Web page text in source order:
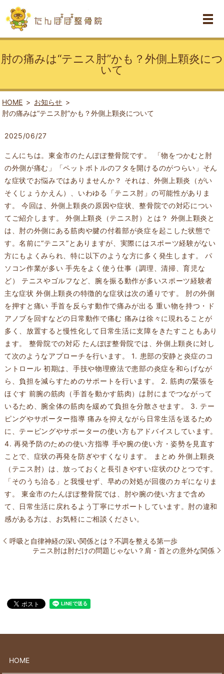
肘の痛みは“テニス肘”かも？外側上顆炎につ
いて
HOME
お知らせ
肘の痛みは“テニス肘”かも？外側上顆炎について
2025/06/27
こんにちは。東金市のたんぽぽ整骨院です。 「物をつかむと肘
の外側が痛む」「ペットボトルのフタを開けるのがつらい」そん
な症状でお悩みではありませんか？ それは、外側上顆炎（がい
そくじょうかえん）、いわゆる「テニス肘」の可能性がありま
す。 今回は、外側上顆炎の原因や症状、整骨院での対応につい
てご紹介します。 外側上顆炎（テニス肘）とは？ 外側上顆炎と
は、肘の外側にある筋肉や腱の付着部が炎症を起こした状態で
す。名前に“テニス”とありますが、実際にはスポーツ経験がない
方にもよくみられ、特に以下のような方に多く発生します。 パ
ソコン作業が多い 手先をよく使う仕事（調理、清掃、育児な
ど） テニスやゴルフなど、腕を振る動作が多いスポーツ経験者
主な症状 外側上顆炎の特徴的な症状は次の通りです。 肘の外側
を押すと痛い 手首を反らす動作で痛みが出る 重い物を持つ・ド
アノブを回すなどの日常動作で痛む 痛みは徐々に現れることが
多く、放置すると慢性化して日常生活に支障をきたすこともあり
ます。 整骨院での対応 たんぽぽ整骨院では、外側上顆炎に対し
て次のようなアプローチを行います。 1. 患部の安静と炎症のコ
ントロール 初期は、手技や物理療法で患部の炎症を和らげなが
ら、負担を減らすためのサポートを行います。 2. 筋肉の緊張を
ほぐす 前腕の筋肉（手首を動かす筋肉）は肘にまでつながって
いるため、腕全体の筋肉を緩めて負担を分散させます。 3. テー
ピングやサポーター指導 痛みを抑えながら日常生活を送るため
に、テーピングやサポーターの使い方もアドバイスしています。
4. 再発予防のための使い方指導 手や腕の使い方・姿勢を見直す
ことで、症状の再発を防ぎやすくなります。 まとめ 外側上顆炎
（テニス肘）は、放っておくと長引きやすい症状のひとつです。
「そのうち治る」と我慢せず、早めの対処が回復のカギになりま
す。 東金市のたんぽぽ整骨院では、肘や腕の使い方まで含め
て、日常生活に戻れるよう丁寧にサポートしています。肘の違和
感がある方は、お気軽にご相談ください。
呼吸と自律神経の深い関係とは？不調を整える第一歩
テニス肘は肘だけの問題じゃない？肩・首との意外な関係
HOME